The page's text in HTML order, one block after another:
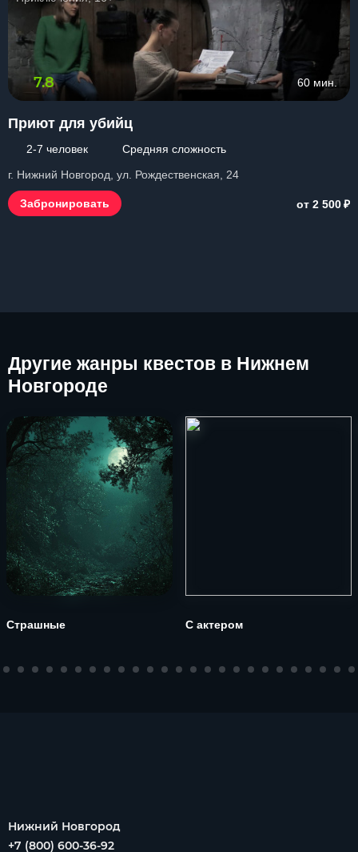
7.8 60 мин.
Приют для убийц
2-7 человек
Средняя сложность
г. Нижний Новгород, ул. Рождественская, 24
Забронировать от 2 500₽
Другие жанры квестов в Нижнем
Новгороде
Страшные С актером
Нижний Новгород
+7 (800) 600-36-92